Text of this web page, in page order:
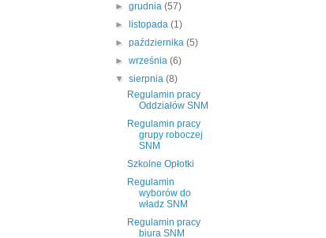
►grudnia(57)
►
listopada(1)
►października(5)
►września(6)
▼sierpnia(8)
Regulamin pracy
Oddziałów SNM
Regulamin pracy
grupy roboczej
SNM
Szkolne Opłotki
Regulamin
wyborów do
władz SNM
Regulamin pracy
biura SNM